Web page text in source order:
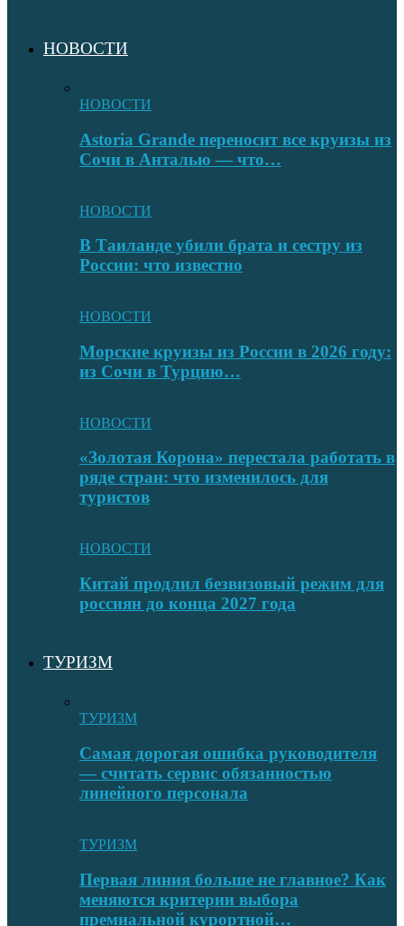
НОВОСТИ
НОВОСТИ
Astoria Grande переносит все круизы из
Сочи в Анталью — что…
НОВОСТИ
В Таиланде убили брата и сестру из
России: что известно
НОВОСТИ
Морские круизы из России в 2026 году:
из Сочи в Турцию…
НОВОСТИ
«Золотая Корона» перестала работать в
ряде стран: что изменилось для
туристов
НОВОСТИ
Китай продлил безвизовый режим для
россиян до конца 2027 года
ТУРИЗМ
ТУРИЗМ
Самая дорогая ошибка руководителя
— считать сервис обязанностью
линейного персонала
ТУРИЗМ
Первая линия больше не главное? Как
меняются критерии выбора
премиальной курортной…